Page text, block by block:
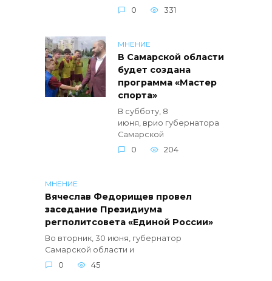
0
331
МНЕНИЕ
В Самарской области
будет создана
программа «Мастер
спорта»
В субботу, 8
июня, врио губернатора
Самарской
0
204
МНЕНИЕ
Вячеслав Федорищев провел
заседание Президиума
регполитсовета «Единой России»
Во вторник, 30 июня, губернатор
Самарской области и
0
45